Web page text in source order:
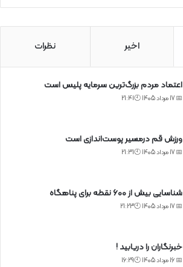
اخیر نظرات
اعتماد مردم بزرگ‌ترین سرمایه پلیس است
📅 17 مرداد 1405 🕙21:41
ورزش قم درمسیر پوست‌اندازی است
📅 17 مرداد 1405 🕙21:31
شناسایی بیش از ۶۰۰ نقطه برای پناهگاه
📅 17 مرداد 1405 🕙21:23
خبرنگاران را دریابید !
📅 16 مرداد 1405 🕙16:29